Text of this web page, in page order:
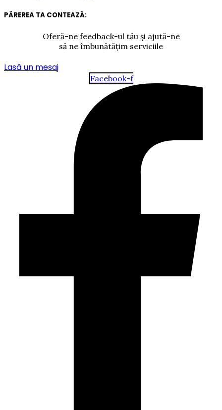
PĂREREA TA CONTEAZĂ:
Oferă-ne feedback-ul tău și ajută-ne
să ne îmbunătățim serviciile
Lasă un mesaj
Facebook-f